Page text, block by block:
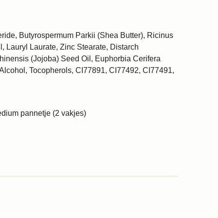
Butyrospermum Parkii (Shea Butter), Ricinus
Lauryl Laurate, Zinc Stearate, Distarch
(Jojoba) Seed Oil, Euphorbia Cerifera
Tocopherols, CI77891, CI77492, CI77491,
pannetje (2 vakjes)